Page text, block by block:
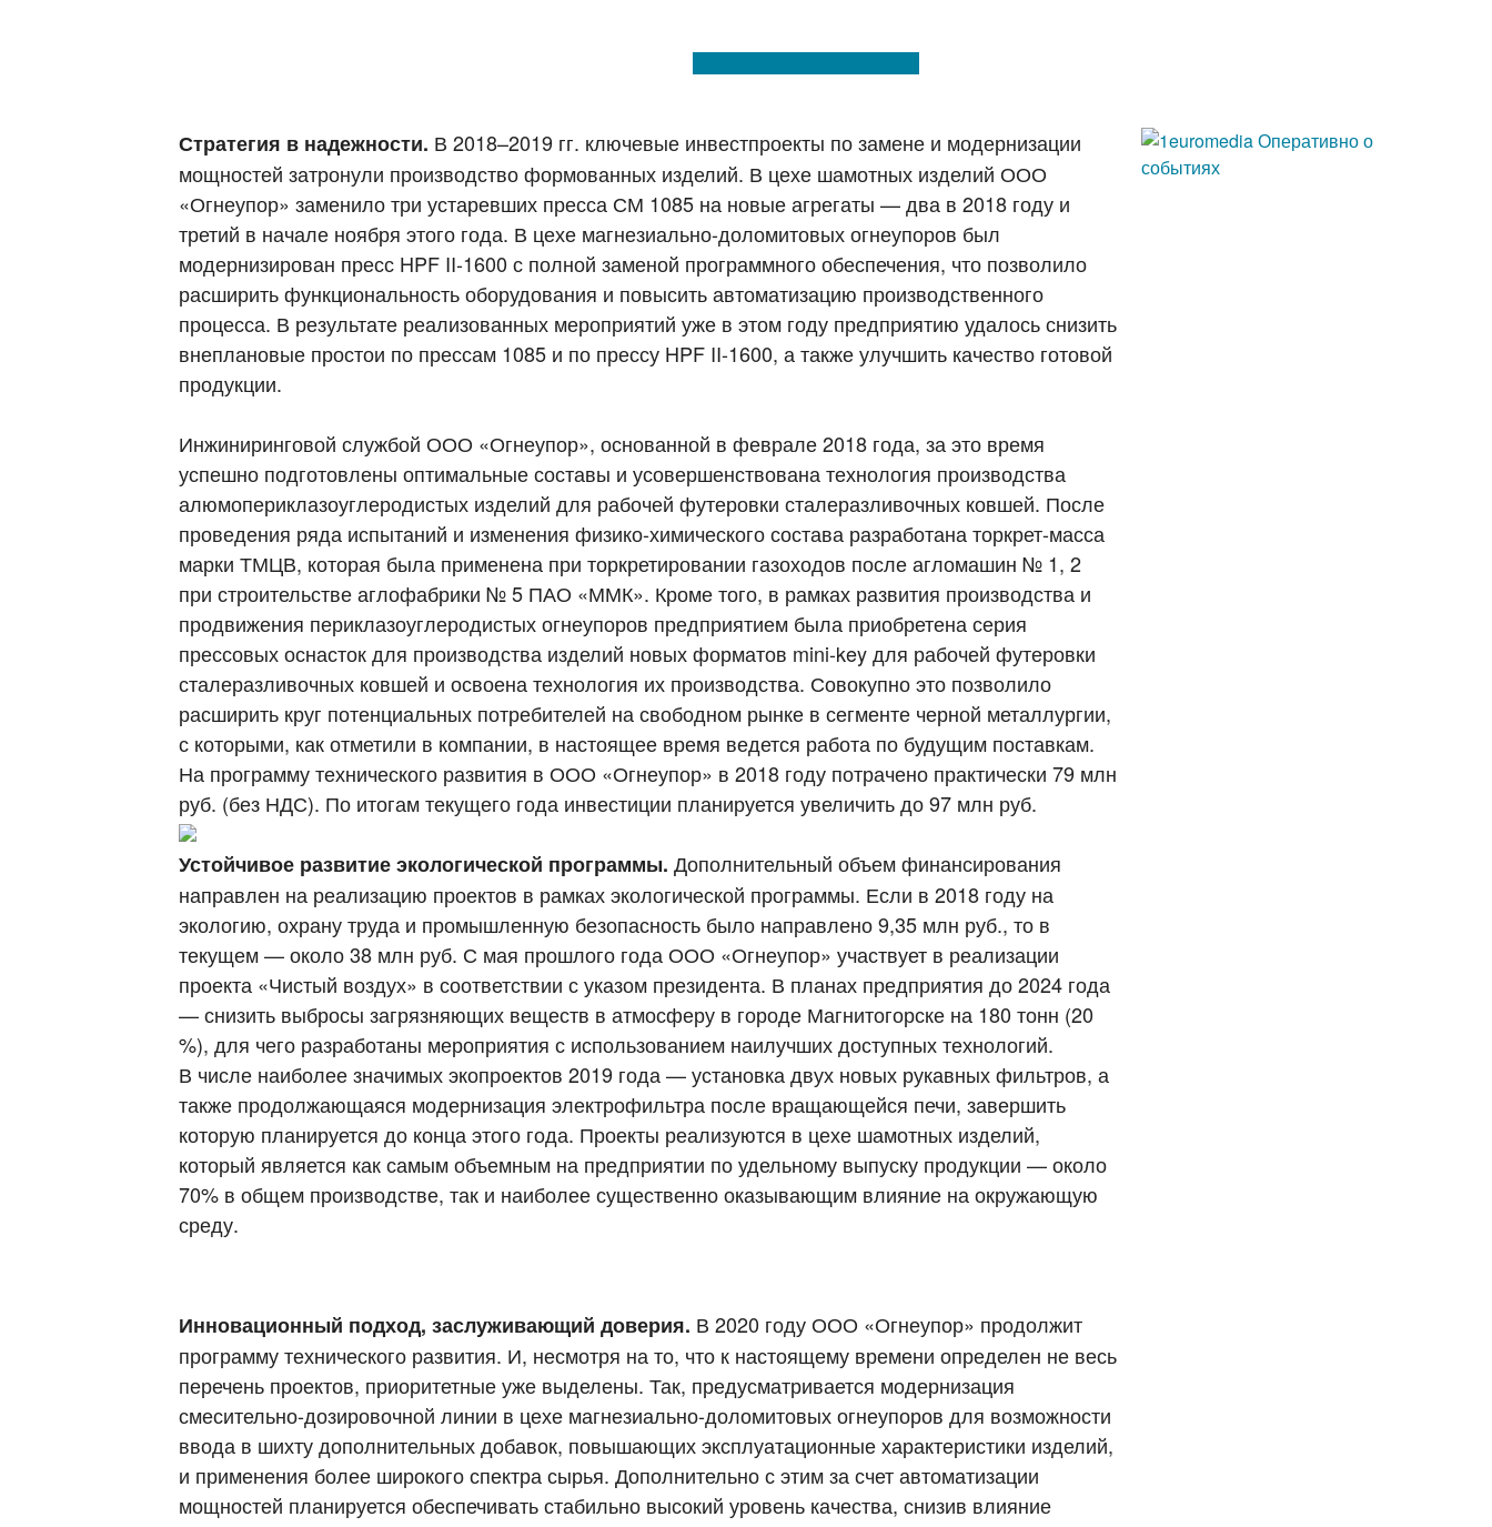
Стратегия в надежности. В 2018–2019 гг. ключевые инвестпроекты по замене и модернизации
мощностей затронули производство формованных изделий. В цехе шамотных изделий ООО
«Огнеупор» заменило три устаревших пресса СМ 1085 на новые агрегаты — два в 2018 году и
третий в начале ноября этого года. В цехе магнезиально-доломитовых огнеупоров был
модернизирован пресс HPF II-1600 с полной заменой программного обеспечения, что позволило
расширить функциональность оборудования и повысить автоматизацию производственного
процесса. В результате реализованных мероприятий уже в этом году предприятию удалось снизить
внеплановые простои по прессам 1085 и по прессу HPF II-1600, а также улучшить качество готовой
продукции.
Инжиниринговой службой ООО «Огнеупор», основанной в феврале 2018 года, за это время
успешно подготовлены оптимальные составы и усовершенствована технология производства
алюмопериклазоуглеродистых изделий для рабочей футеровки сталеразливочных ковшей. После
проведения ряда испытаний и изменения физико-химического состава разработана торкрет-масса
марки ТМЦВ, которая была применена при торкретировании газоходов после агломашин № 1, 2
при строительстве аглофабрики № 5 ПАО «ММК». Кроме того, в рамках развития производства и
продвижения периклазоуглеродистых огнеупоров предприятием была приобретена серия
прессовых оснасток для производства изделий новых форматов mini-key для рабочей футеровки
сталеразливочных ковшей и освоена технология их производства. Совокупно это позволило
расширить круг потенциальных потребителей на свободном рынке в сегменте черной металлургии,
с которыми, как отметили в компании, в настоящее время ведется работа по будущим поставкам.
На программу технического развития в ООО «Огнеупор» в 2018 году потрачено практически 79 млн
руб. (без НДС). По итогам текущего года инвестиции планируется увеличить до 97 млн руб.
Устойчивое развитие экологической программы. Дополнительный объем финансирования
направлен на реализацию проектов в рамках экологической программы. Если в 2018 году на
экологию, охрану труда и промышленную безопасность было направлено 9,35 млн руб., то в
текущем — около 38 млн руб. С мая прошлого года ООО «Огнеупор» участвует в реализации
проекта «Чистый воздух» в соответствии с указом президента. В планах предприятия до 2024 года
— снизить выбросы загрязняющих веществ в атмосферу в городе Магнитогорске на 180 тонн (20
%), для чего разработаны мероприятия с использованием наилучших доступных технологий.
В числе наиболее значимых экопроектов 2019 года — установка двух новых рукавных фильтров, а
также продолжающаяся модернизация электрофильтра после вращающейся печи, завершить
которую планируется до конца этого года. Проекты реализуются в цехе шамотных изделий,
который является как самым объемным на предприятии по удельному выпуску продукции — около
70% в общем производстве, так и наиболее существенно оказывающим влияние на окружающую
среду.
Инновационный подход, заслуживающий доверия. В 2020 году ООО «Огнеупор» продолжит
программу технического развития. И, несмотря на то, что к настоящему времени определен не весь
перечень проектов, приоритетные уже выделены. Так, предусматривается модернизация
смесительно-дозировочной линии в цехе магнезиально-доломитовых огнеупоров для возможности
ввода в шихту дополнительных добавок, повышающих эксплуатационные характеристики изделий,
и применения более широкого спектра сырья. Дополнительно с этим за счет автоматизации
мощностей планируется обеспечивать стабильно высокий уровень качества, снизив влияние